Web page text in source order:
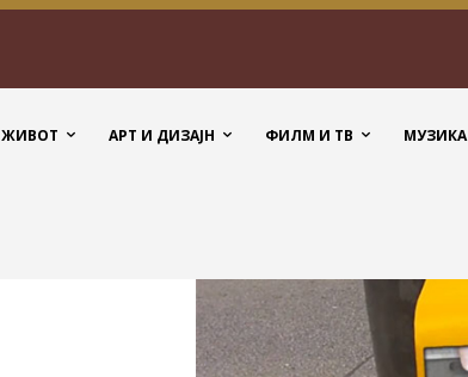
ЖИВОТ АРТ И ДИЗАЈН ФИЛМ И ТВ МУЗИКА